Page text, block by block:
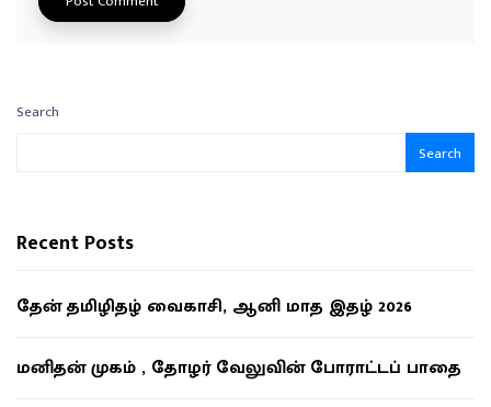
Search
Search
Recent Posts
தேன் தமிழிதழ் வைகாசி, ஆனி மாத இதழ் 2026
மனிதன் முகம் , தோழர் வேலுவின் போராட்டப் பாதை